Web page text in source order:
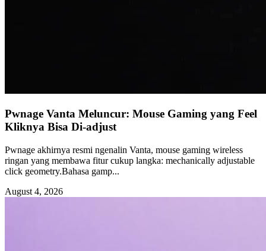
Pwnage Vanta Meluncur: Mouse Gaming yang Feel
Kliknya Bisa Di-adjust
Pwnage akhirnya resmi ngenalin Vanta, mouse gaming wireless
ringan yang membawa fitur cukup langka: mechanically adjustable
click geometry.Bahasa gamp...
August 4, 2026